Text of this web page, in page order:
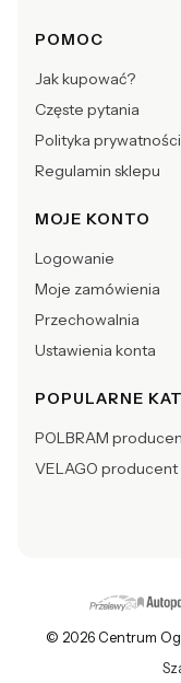
POMOC
Jak kupować?
Częste pytania
Polityka prywatności
Regulamin sklepu
MOJE KONTO
Logowanie
Moje zamówienia
Przechowalnia
Ustawienia konta
POPULARNE
POLBRAM
VELAGO
© 2026 Centrum